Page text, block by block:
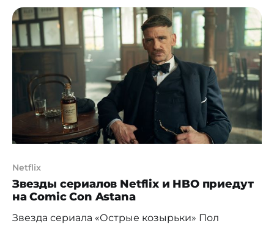
(КЭДО) на платформу Docrobot. Проект
объединил 25 юридических лиц и около 2 000
сотрудников в единый цифровой контур.
Результат: скорость обработки кадровых
документов выросла более чем в 5 раз, а время
Netflix
Звезды сериалов Netflix и HBO приедут
на Comic Con Astana
Звезда сериала «Острые козырьки» Пол